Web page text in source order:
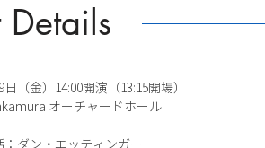
Details
日（金）14:00開演（13:15開場）
オーチャードホール
：ダン・エッティンガー